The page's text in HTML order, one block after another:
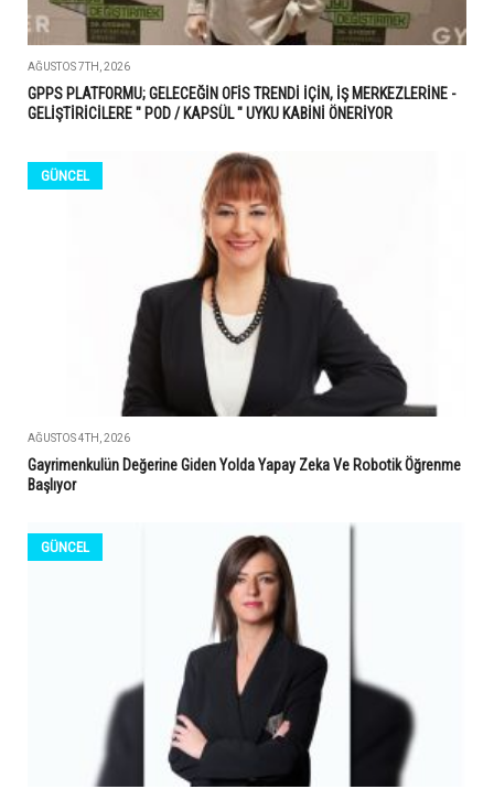
AĞUSTOS 7TH, 2026
GPPS PLATFORMU; GELECEĞİN OFİS TRENDİ İÇİN, İŞ MERKEZLERİNE -
GELİŞTİRİCİLERE " POD / KAPSÜL " UYKU KABİNİ ÖNERİYOR
GÜNCEL
AĞUSTOS 4TH, 2026
Gayrimenkulün Değerine Giden Yolda Yapay Zeka Ve Robotik Öğrenme
Başlıyor
GÜNCEL